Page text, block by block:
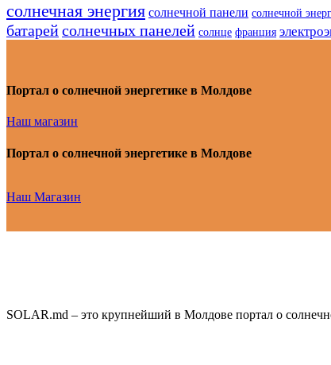
солнечная энергия солнечной панели солнечной
батарейсолнечных панелей солнце франция
Портал о солнечной энергетике в Молдове
Наш магазин
Портал о солнечной энергетике в Молдове
Наш Магазин
SOLAR.md – это крупнейший в Молдове портал о